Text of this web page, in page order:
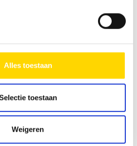
Alles toestaan
toestaan
Weigeren
nodig voor de CLIFF 4×4 en
van Sunlight?
en de CLIFF 4×4 Greentrek bij
in Polch bekijken en een
4×4 van Sunlight?